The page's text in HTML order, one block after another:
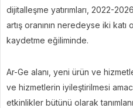
dijitalleşme yatırımları, 2022-
artış oranının neredeyse iki katı
kaydetme eğiliminde.
Ar-Ge alanı, yeni ürün ve
ve hizmetlerin iyileştirilmesi
etkinlikler bütünü olarak